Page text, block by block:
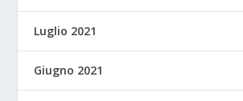
Luglio 2021
Giugno 2021